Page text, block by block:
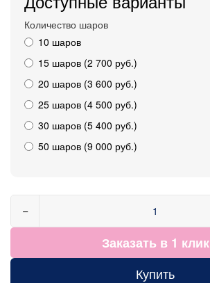
Количество шаров
10 шаров
15 шаров (2 700 руб.)
20 шаров (3 600 руб.)
25 шаров (4 500 руб.)
30 шаров (5 400 руб.)
50 шаров (9 000 руб.)
−
Заказать в 1 клик
Купить